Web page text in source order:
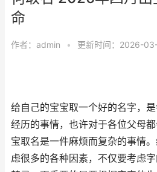
命
作者： admin • 更新时间：2026-
给自己的宝宝取一个好的名字，
经历的事情，也许对于各位父母
宝取名是一件麻烦而复杂的事情
虑很多的各种因素，不仅要考虑